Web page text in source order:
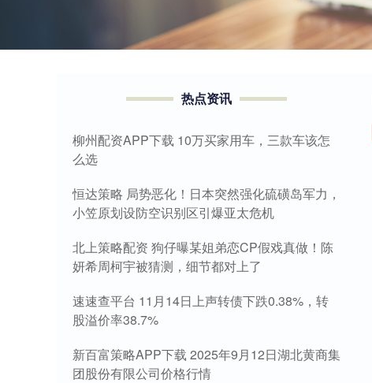
热点资讯
柳州配资APP下载 10万买家用车，三款车该怎
么选
恒达策略 局势恶化！日本突然强化硫磺岛军力，
小笠原划设防空识别区引爆亚太危机
北上策略配资 狗仔曝某姐弟恋CP假戏真做！陈
妍希周柯宇被猜测，细节都对上了
速速查平台 11月14日上声转债下跌0.38%，转
股溢价率38.7%
新百富策略APP下载 2025年9月12日湖北黄商集
团股份有限公司价格行情